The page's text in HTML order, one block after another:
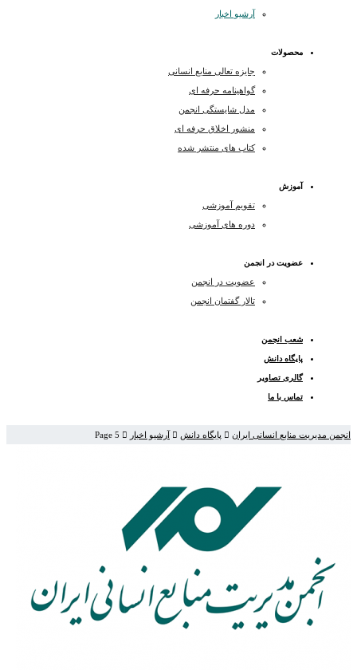
آرشیو اخبار
محصولات
جایزه تعالی منابع انسانی
گواهینامه حرفه ای
مدل شایستگی انجمن
منشور اخلاق حرفه ای
کتاب های منتشر شده
آموزش
تقویم آموزشی
دوره های آموزشی
عضویت در انجمن
عضویت در انجمن
تالار گفتمان انجمن
شعب انجمن
پایگاه دانش
گالری تصاویر
تماس با ما
انجمن مدیریت منابع انسانی ایران پایگاه دانش آرشیو اخبار Page 5